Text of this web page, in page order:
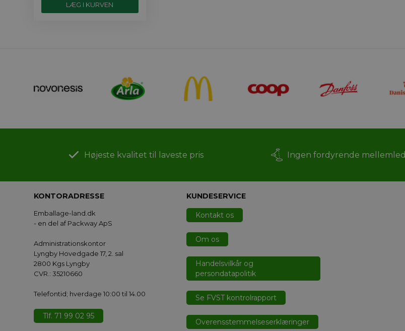
Højeste kvalitet til laveste pris Ingen fordyrende mellemled
KONTORADRESSE
Emballage-land.dk
- en del af Packway ApS
Administrationskontor
Lyngby Hovedgade 17, 2. sal
2800 Kgs Lyngby
CVR.: 35210660
Telefontid; hverdage 10:00 til 14.00
Tlf. 71 99 02 95
KUNDESERVICE
Kontakt os
Om os
Handelsvilkår og
persondatapolitik
Se FVST kontrolrapport
Overensstemmelseserklæringer